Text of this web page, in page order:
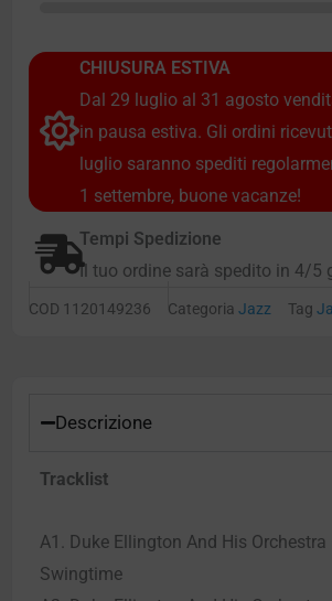
CHIUSURA ESTIVA
Dal 29 luglio al 31 agosto
in pausa estiva. Gli ordini
luglio saranno spediti
1 settembre, buone vacanze!
Tempi Spedizione
Il tuo ordine sarà spedito in 4/5
COD 1120149236 Categoria Jazz Tag
Descrizione
Tracklist
A1. Duke Ellington And His
Swingtime